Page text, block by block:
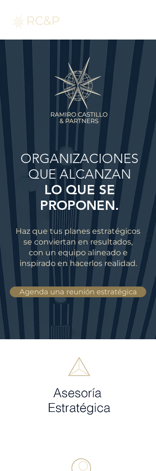
ORGANIZACIONES
QUE ALCANZAN
LO QUE SE
PROPONEN.
Haz que tus planes estratégicos
se conviertan en resultados,
con un equipo alineado e
inspirado en hacerlos realidad.
Agenda una reunión estratégica